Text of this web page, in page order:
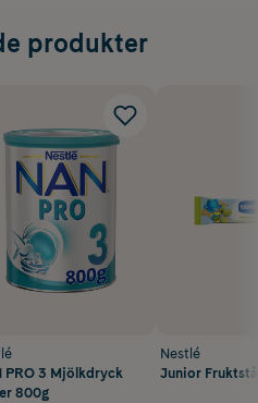
produkter
PRO 3 Mjölkdryck
800g
Nestlé
Junior